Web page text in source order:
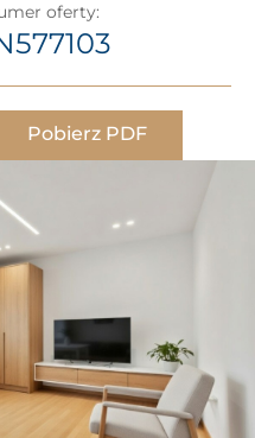
oferty:
Pobierz PDF